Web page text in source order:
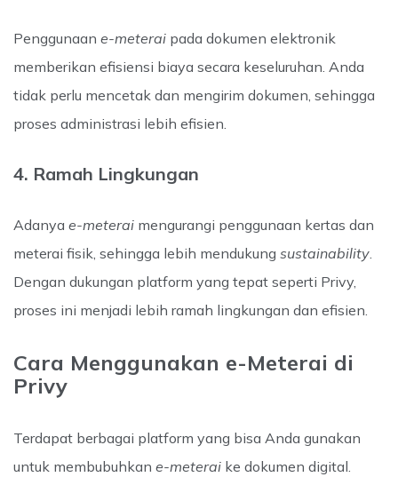
Penggunaan e-meterai pada dokumen elektronik
memberikan efisiensi biaya secara keseluruhan. Anda
tidak perlu mencetak dan mengirim dokumen, sehingga
proses administrasi lebih efisien.
4. Ramah Lingkungan
Adanya e-meterai mengurangi penggunaan kertas dan
meterai fisik, sehingga lebih mendukung sustainability.
Dengan dukungan platform yang tepat seperti Privy,
proses ini menjadi lebih ramah lingkungan dan efisien.
Cara Menggunakan e-Meterai di
Privy
Terdapat berbagai platform yang bisa Anda gunakan
untuk membubuhkan e-meterai ke dokumen digital.